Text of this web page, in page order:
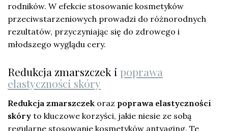
rodników. W efekcie stosowanie kosmetyków
przeciwstarzeniowych prowadzi do różnorodnych
rezultatów, przyczyniając się do zdrowego i
młodszego wyglądu cery.
Redukcja zmarszczek i poprawa
elastyczności skóry
Redukcja zmarszczek oraz poprawa elastyczności
skóry to kluczowe korzyści, jakie niesie ze sobą
regularne stosowanie kosmetyków antyaging. Te